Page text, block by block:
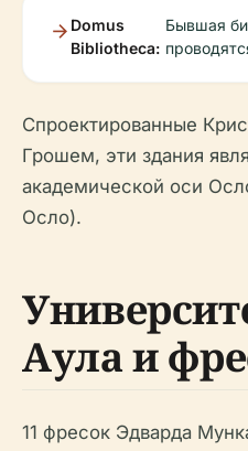
Domus
Bibliotheca:
Бывшая
Спроектированные
Грошем, эти здания
академической оси
Осло).
Аула и
11 фресок Эдварда